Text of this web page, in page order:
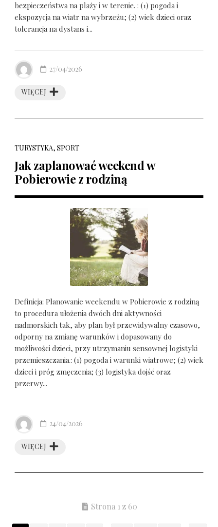
bezpieczeństwa na plaży i w terenie. : (1) pogoda i
ekspozycja na wiatr na wybrzeżu; (2) wiek dzieci oraz
tolerancja na dystans i...
WIĘCEJ
27/04/2026
TURYSTYKA, SPORT
Jak zaplanować weekend w
Pobierowie z rodziną
Definicja: Planowanie weekendu w Pobierowie z rodziną
to procedura ułożenia dwóch dni aktywności
nadmorskich tak, aby plan był przewidywalny czasowo,
odporny na zmianę warunków i dopasowany do
możliwości dzieci, przy utrzymaniu sensownej logistyki
przemieszczania.: (1) pogoda i warunki wiatrowe; (2) wiek
dzieci i próg zmęczenia; (3) logistyka dojść oraz
przerwy...
WIĘCEJ
24/04/2026
Strona 1 z 60